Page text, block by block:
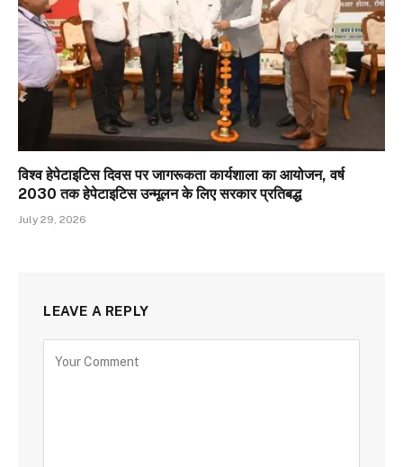
विश्व हेपेटाइटिस दिवस पर जागरूकता कार्यशाला का आयोजन, वर्ष
2030 तक हेपेटाइटिस उन्मूलन के लिए सरकार प्रतिबद्ध
July 29, 2026
LEAVE A REPLY